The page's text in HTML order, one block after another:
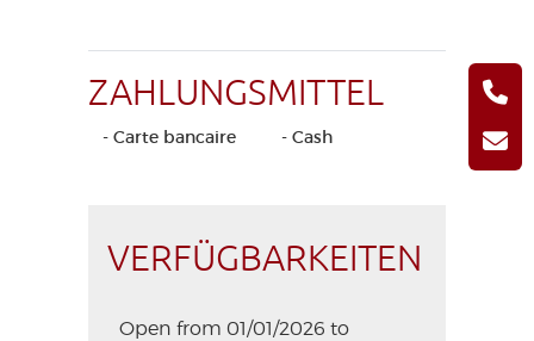
ZAHLUNGSMITTEL
- Carte bancaire - Cash
VERFÜGBARKEITEN
Open from 01/01/2026 to